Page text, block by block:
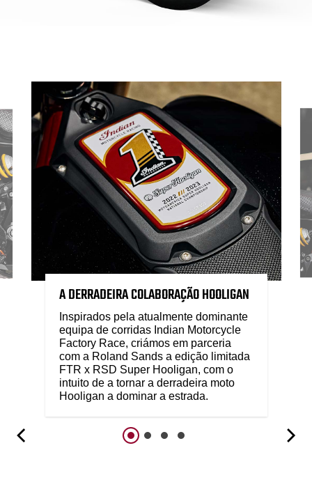
A DERRADEIRA COLABORAÇÃO HOOLIGAN
Inspirados pela atualmente dominante
equipa de corridas Indian Motorcycle
Factory Race, criámos em parceria
com a Roland Sands a edição limitada
FTR x RSD Super Hooligan, com o
intuito de a tornar a derradeira moto
Hooligan a dominar a estrada.